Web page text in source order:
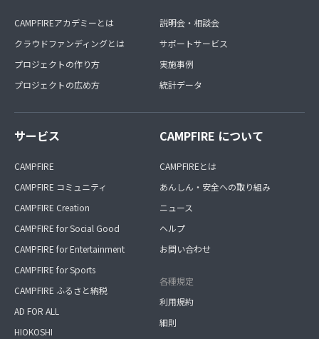
CAMPFIREアカデミーとは
クラウドファンディングとは
プロジェクトの作り方
プロジェクトの広め方
説明会・相談会
サポートサービス
実施事例
統計データ
サービス
CAMPFIRE
CAMPFIRE コミュニティ
CAMPFIRE Creation
CAMPFIRE for Social Good
CAMPFIRE for Entertainment
CAMPFIRE for Sports
CAMPFIRE ふるさと納税
AD FOR ALL
HIOKOSHI
CAMPFIRE について
CAMPFIREとは
あんしん・安全への取り組み
ニュース
ヘルプ
お問い合わせ
各種規定
利用規約
細則